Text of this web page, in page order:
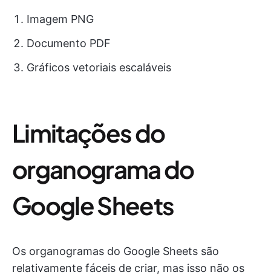
Imagem PNG
Documento PDF
Gráficos vetoriais escaláveis
Limitações do
organograma do
Google Sheets
Os organogramas do Google Sheets são
relativamente fáceis de criar, mas isso não os